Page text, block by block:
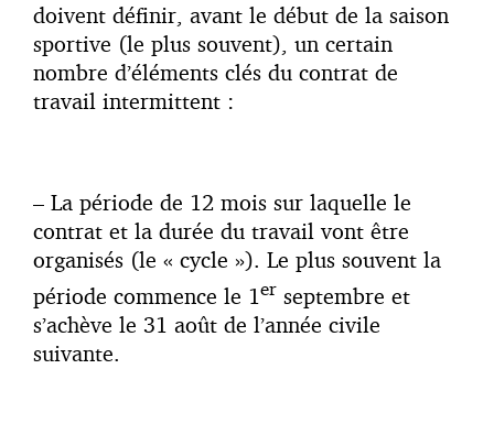
doivent définir, avant le début de la saison
sportive (le plus souvent), un certain
nombre d’éléments clés du contrat de
travail intermittent :
– La période de 12 mois sur laquelle le
contrat et la durée du travail vont être
organisés (le « cycle »). Le plus souvent la
période commence le 1 er septembre et
s’achève le 31 août de l’année civile
suivante.